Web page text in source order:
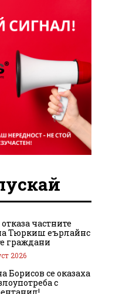
частните
Тюркиш еърлайнс
граждани
2026
Борисов се оказаха
с